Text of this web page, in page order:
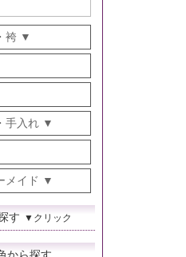
袴
手入れ
メイド
す ▼クリック